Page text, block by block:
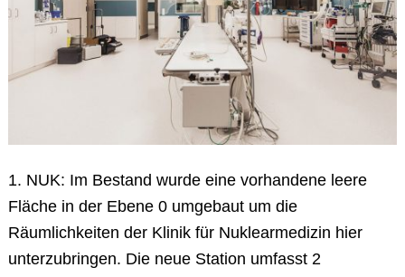
1. NUK: Im Bestand wurde eine vorhandene leere
Fläche in der Ebene 0 umgebaut um die
Räumlichkeiten der Klinik für Nuklearmedizin hier
unterzubringen. Die neue Station umfasst 2